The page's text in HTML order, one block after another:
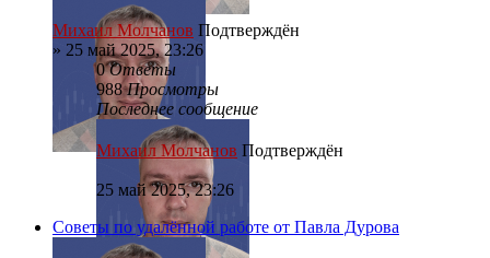
Михаил Молчанов Подтверждён
» 25 май 2025, 23:26
0Ответы
988Просмотры
Последнее сообщение
Михаил Молчанов Подтверждён
25 май 2025, 23:26
Советы по удалённой работе от Павла Дурова